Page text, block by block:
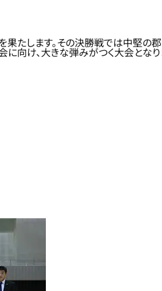
たします。その決勝戦では中堅の
向け、大きな弾みがつく大会となり